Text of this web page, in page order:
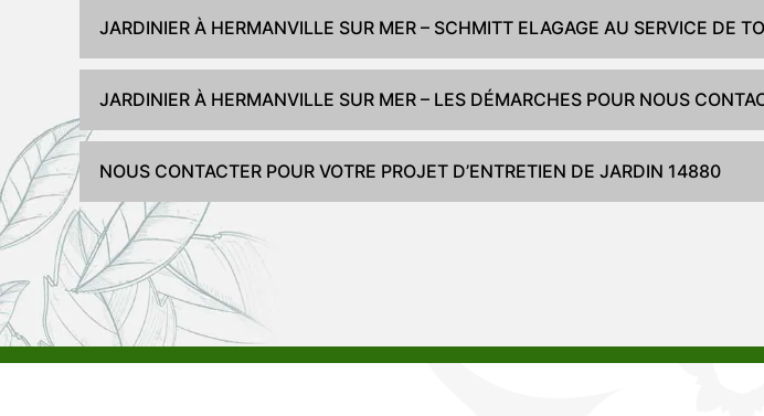
JARDINIER À HERMANVILLE SUR MER – SCHMITT ELAGAGE AU SERVICE DE
JARDINIER À HERMANVILLE SUR MER – LES DÉMARCHES POUR NOUS
NOUS CONTACTER POUR VOTRE PROJET D’ENTRETIEN DE JARDIN 14880